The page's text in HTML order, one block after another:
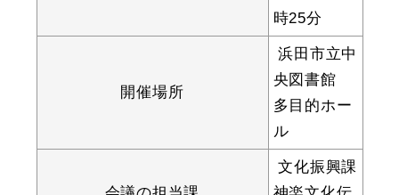
子育て
教育 出会い・結婚
時25分
開催場所
浜田市立中
央図書館
多目的ホー
ル
文化振興課